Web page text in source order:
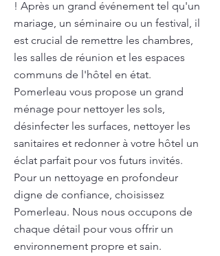
! Après un grand événement tel qu'un
mariage, un séminaire ou un festival, il
est crucial de remettre les chambres,
les salles de réunion et les espaces
communs de l'hôtel en état.
Pomerleau vous propose un grand
ménage pour nettoyer les sols,
désinfecter les surfaces, nettoyer les
sanitaires et redonner à votre hôtel un
éclat parfait pour vos futurs invités.
Pour un nettoyage en profondeur
digne de confiance, choisissez
Pomerleau. Nous nous occupons de
chaque détail pour vous offrir un
environnement propre et sain.